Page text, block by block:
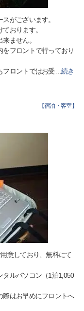
がございます。
おります。
ません。
フロントで行っており
フロントではお受…続き
【宿泊・客室】
意しており、無料にて
タルパソコン（1泊1,050
際はお早めにフロントへ